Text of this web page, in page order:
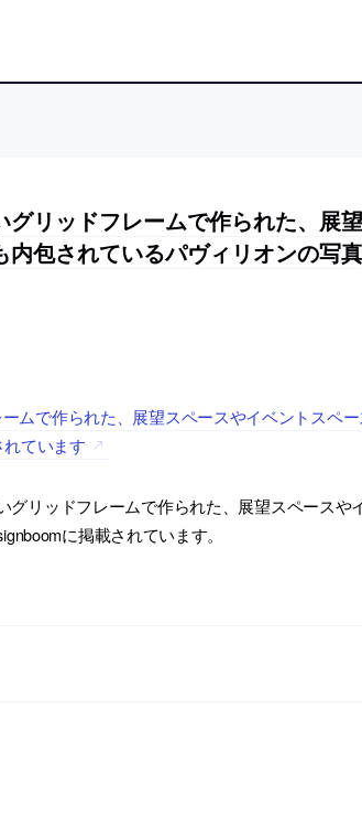
リッドフレームで作られた、展望
包されているパヴィリオンの写真
ムで作られた、展望スペースやイベントスペ
ています
グリッドフレームで作られた、展望スペースや
に掲載されています。